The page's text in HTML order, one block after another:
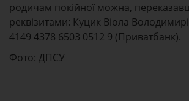
родичам покійної можна,
реквізитами: Куцик Віола
4149 4378 6503 0512 9 (Приватбанк).
Фото: ДПСУ